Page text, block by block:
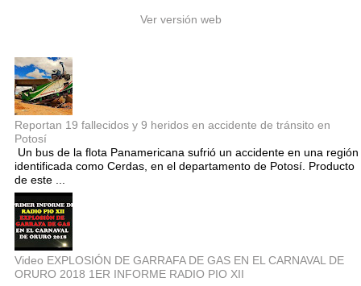
Ver versión web
Reportan 19 fallecidos y 9 heridos en accidente de tránsito en
Potosí
Un bus de la flota Panamericana sufrió un accidente en una región
identificada como Cerdas, en el departamento de Potosí. Producto
de este ...
Video EXPLOSIÓN DE GARRAFA DE GAS EN EL CARNAVAL DE
ORURO 2018 1ER INFORME RADIO PIO XII